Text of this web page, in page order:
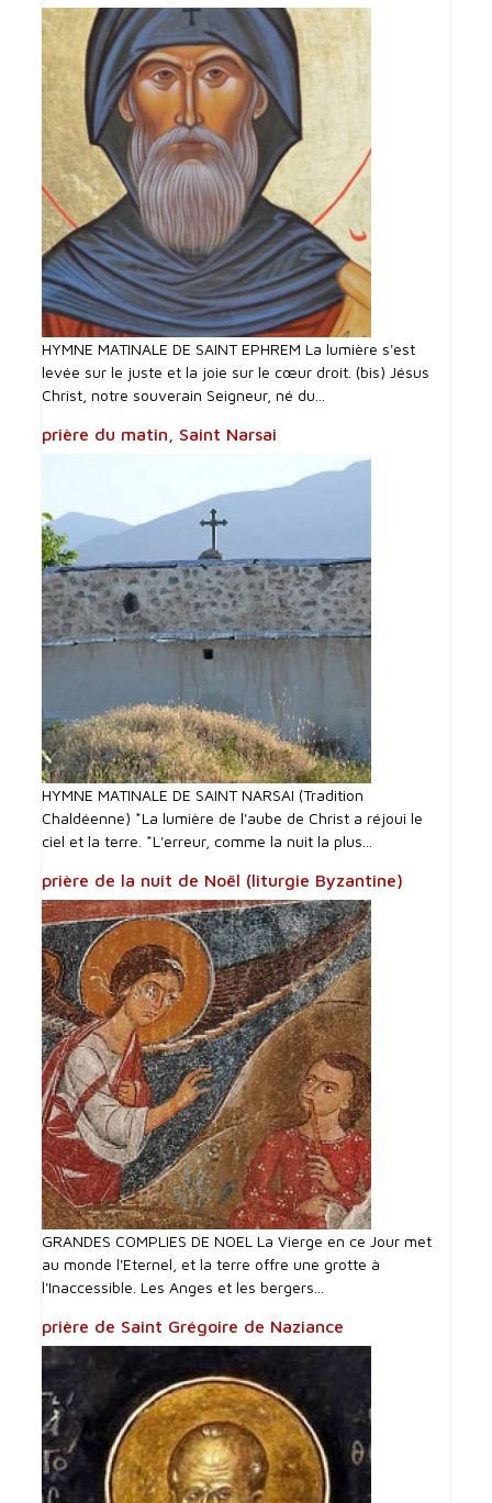
HYMNE MATINALE DE SAINT EPHREM La lumière s'est
levée sur le juste et la joie sur le cœur droit. (bis) Jésus
Christ, notre souverain Seigneur, né du...
prière du matin, Saint Narsai
HYMNE MATINALE DE SAINT NARSAI (Tradition
Chaldéenne) *La lumière de l'aube de Christ a réjoui le
ciel et la terre. *L'erreur, comme la nuit la plus...
prière de la nuit de Noël (liturgie Byzantine)
GRANDES COMPLIES DE NOEL La Vierge en ce Jour met
au monde l'Eternel, et la terre offre une grotte à
l'Inaccessible. Les Anges et les bergers...
prière de Saint Grégoire de Naziance